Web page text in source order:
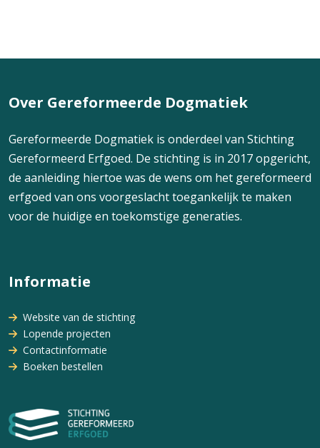
Over Gereformeerde Dogmatiek
Gereformeerde Dogmatiek is onderdeel van Stichting
Gereformeerd Erfgoed. De stichting is in 2017 opgericht,
de aanleiding hiertoe was de wens om het gereformeerd
erfgoed van ons voorgeslacht toegankelijk te maken
voor de huidige en toekomstige generaties.
Informatie
Website van de stichting
Lopende projecten
Contactinformatie
Boeken bestellen